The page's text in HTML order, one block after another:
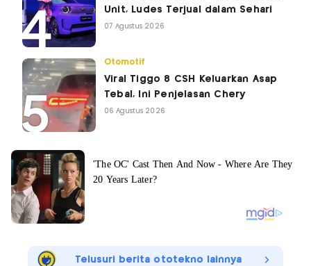
Unit, Ludes Terjual dalam Sehari
07 Agustus 2026
Otomotif
Viral Tiggo 8 CSH Keluarkan Asap
Tebal, Ini Penjelasan Chery
06 Agustus 2026
Telusuri berita ototekno lainnya